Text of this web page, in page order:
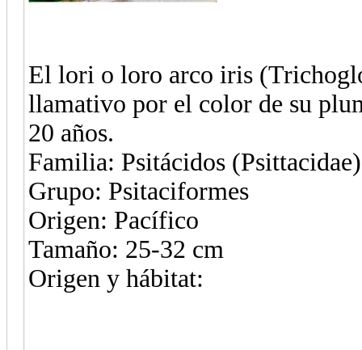
El lori o loro arco iris
llamativo por el color de su
20 años.
Familia: Psitácidos (Psittacidae)
Grupo: Psitaciformes
Origen: Pacífico
Tamaño: 25-32 cm
Origen y hábitat: